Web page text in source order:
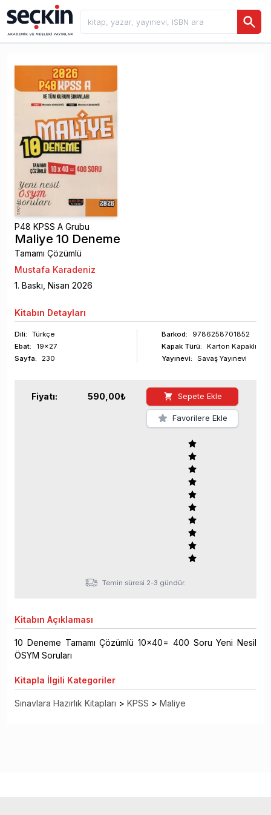
P48 KPSS A Grubu
Maliye 10 Deneme
Tamamı Çözümlü
Mustafa Karadeniz
1. Baskı, Nisan 2026
Kitabın Detayları
Dili:
Türkçe
Ebat:
19x27
Sayfa: 230
Barkod:
9786258701852
Kapak Türü:
Karton Kapaklı
Yayınevi:
Savaş Yayınevi
Fiyatı: 590,00₺ Sepete Ekle
Favorilere Ekle
Temin süresi 2-3 gündür.
Kitabın Açıklaması
10 Deneme Tamamı Çözümlü 10x40= 400 Soru Yeni Nesil
ÖSYM Soruları
Kitapla İlgili Kategoriler
Sınavlara Hazırlık Kitapları > KPSS > Maliye